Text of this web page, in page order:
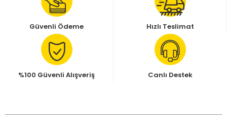
Güvenli Ödeme Hızlı Teslimat
%100 Güvenli Alışveriş Canlı Destek